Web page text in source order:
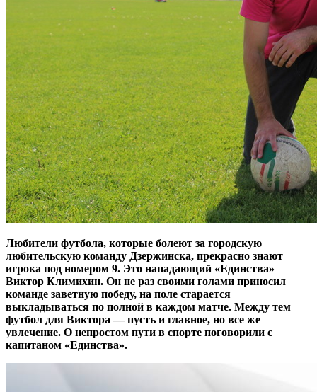
Любители футбола, которые болеют за городскую
любительскую команду Дзержинска, прекрасно знают
игрока под номером 9. Это нападающий «Единства»
Виктор Климихин. Он не раз своими голами приносил
команде заветную победу, на поле старается
выкладываться по полной в каждом матче. Между тем
футбол для Виктора — пусть и главное, но все же
увлечение. О непростом пути в спорте поговорили с
капитаном «Единства».